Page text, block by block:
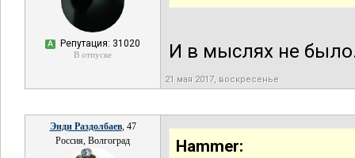
А Репутация: 31020
В отпуске И в мыслях не
21 мая 2017, воскресенье
Энди Раздолбаев, 47
Россия, Волгоград
Hammer: